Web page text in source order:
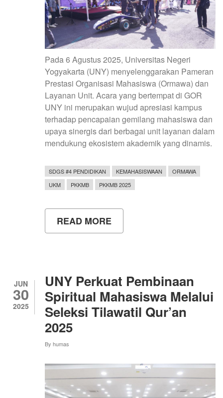
Pada 6 Agustus 2025, Universitas Negeri
Yogyakarta (UNY) menyelenggarakan Pameran
Prestasi Organisasi Mahasiswa (Ormawa) dan
Layanan Unit. Acara yang bertempat di GOR
UNY ini merupakan wujud apresiasi kampus
terhadap pencapaian gemilang mahasiswa dan
upaya sinergis dari berbagai unit layanan dalam
mendukung ekosistem akademik yang dinamis.
SDGS #4 PENDIDIKAN KEMAHASISWAAN
ORMAWA
UKM
PKKMB PKKMB 2025
READ MORE
UNY
DAN
LAYANAN
UNIT:
WUJUD
NYATA
SINERGI
JUN
30
2025
UNY Perkuat Pembinaan
Spiritual Mahasiswa Melalui
Seleksi Tilawatil Qur’an
2025
By humas